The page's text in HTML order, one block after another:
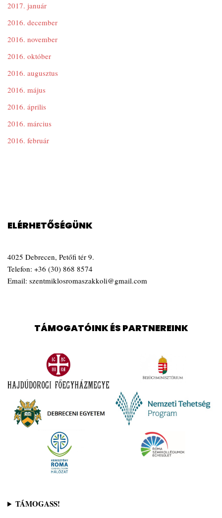
2017. január
2016. december
2016. november
2016. október
2016. augusztus
2016. május
2016. április
2016. március
2016. február
ELÉRHETŐSÉGÜNK
4025 Debrecen, Petőfi tér 9.
Telefon: +36 (30) 868 8574
Email: szentmiklosromaszakkoli@gmail.com
TÁMOGATÓINK ÉS PARTNEREINK
TÁMOGASS!